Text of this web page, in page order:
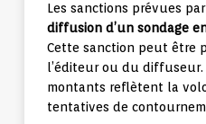
Les sanctions prévues
diffusion d’un sondage
Cette sanction peut être
l’éditeur ou du diffuseur.
montants reflètent la
tentatives de